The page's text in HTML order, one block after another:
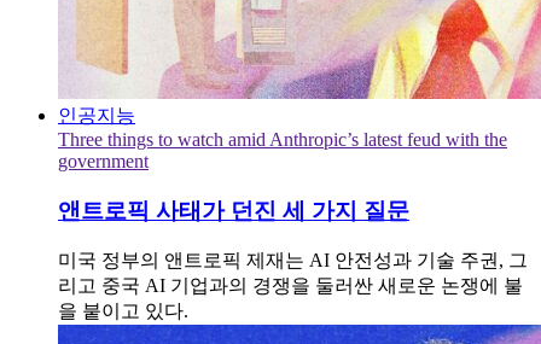
인공지능
Three things to watch amid Anthropic’s latest feud with the
government
앤트로픽 사태가 던진 세 가지 질문
미국 정부의 앤트로픽 제재는 AI 안전성과 기술 주권, 그
리고 중국 AI 기업과의 경쟁을 둘러싼 새로운 논쟁에 불
을 붙이고 있다.